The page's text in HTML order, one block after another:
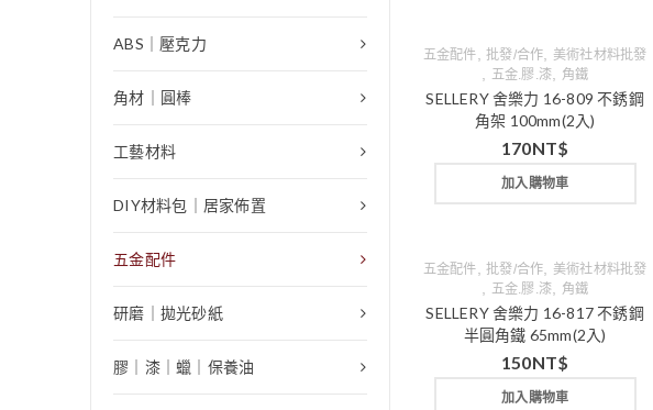
ABS｜壓克力
角材｜圓棒
工藝材料
DIY材料包｜居家佈置
五金配件
研磨｜拋光砂紙
膠｜漆｜蠟｜保養油
五金配件 ,批發/合作 美術社材料批發
五金.膠.漆 角鐵
SELLERY 舍樂力 16-809 不銹鋼
角架 100mm(2入)
170NT$
加入購物車
五金配件 ,批發/合作 美術社材料批發
五金.膠.漆 角鐵
SELLERY 舍樂力 16-817 不銹鋼
半圓角鐵 65mm(2入)
150NT$
加入購物車